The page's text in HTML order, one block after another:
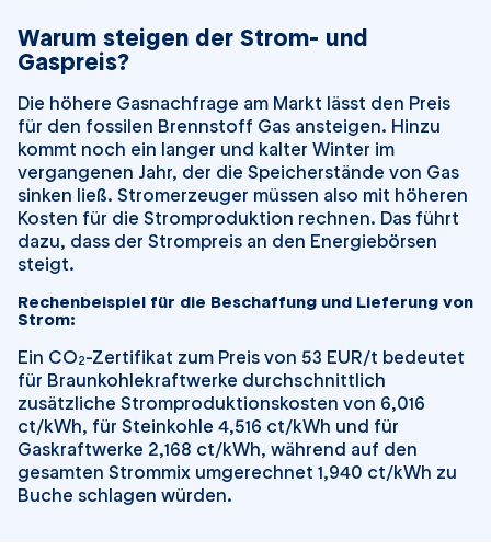
Warum steigen der Strom- und
Gaspreis?
Die höhere Gasnachfrage am Markt lässt den Preis
für den fossilen Brennstoff Gas ansteigen. Hinzu
kommt noch ein langer und kalter Winter im
vergangenen Jahr, der die Speicherstände von Gas
sinken ließ. Stromerzeuger müssen also mit höheren
Kosten für die Stromproduktion rechnen. Das führt
dazu, dass der Strompreis an den Energiebörsen
steigt.
Rechenbeispiel für die Beschaffung und Lieferung von
Strom:
Ein CO2-Zertifikat zum Preis von 53 EUR/t bedeutet
für Braunkohlekraftwerke durchschnittlich
zusätzliche Stromproduktionskosten von 6,016
ct/kWh, für Steinkohle 4,516 ct/kWh und für
Gaskraftwerke 2,168 ct/kWh, während auf den
gesamten Strommix umgerechnet 1,940 ct/kWh zu
Buche schlagen würden.